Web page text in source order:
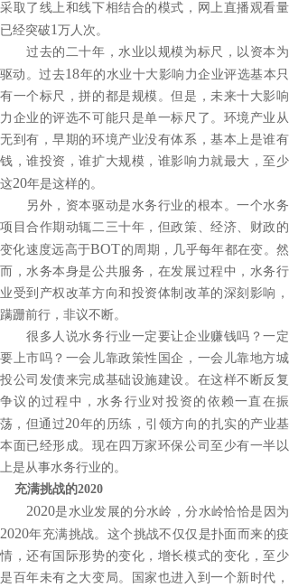
采取了线上和线下相结合的模式，网上直播观看量
已经突破1 万人次。
过去的二十年，水业以规模为标尺，以资本为
驱动。过去18年的水业十大影响力企业评选基本只
有一个标尺，拼的都是规模。但是，未来十大影响
力企业的评选不可能只是单一标尺了。环境产业从
无到有，早期的环境产业没有体系，基本上是谁有
钱，谁投资，谁扩大规模，谁影响力就最大，至少
这20年是这样的。
另外，资本驱动是水务行业的根本。一个水务
项目合作期动辄二三十年，但政策、经济、财政的
变化速度远高于BOT的周期，几乎每年都在变。然
而，水务本身是公共服务，在发展过程中，水务行
业受到产权改革方向和投资体制改革的深刻影响，
蹒跚前行，非议不断。
很多人说水务行业一定要让企业赚钱吗？一定
要上市吗？一会儿靠政策性国企，一会儿靠地方城
投公司发债来完成基础设施建设。在这样不断反复
争议的过程中，水务行业对投资的依赖一直在振
荡，但通过20年的历练，引领方向的扎实的产业基
本面已经形成。现在四万家环保公司至少有一半以
上是从事水务行业的。
充满挑战的2020
2020是水业发展的分水岭，分水岭恰恰是因为
2020年充满挑战。这个挑战不仅仅是扑面而来的疫
情，还有国际形势的变化，增长模式的变化，至少
是百年未有之大变局。国家也进入到一个新时代，